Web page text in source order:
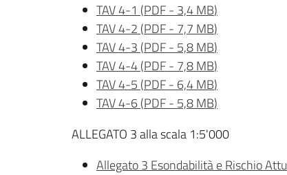
TAV 4-1 (PDF- 3,4 MB)
TAV 4-2 (PDF- 7,7 MB)
TAV 4-3 (PDF- 5,8 MB)
TAV 4-4(PDF- 7,8 MB)
TAV 4-5 (PDF- 6,4 MB)
TAV 4-6(PDF- 5,8 MB)
ALLEGATO 3 alla scala 1:5'000
Allegato 3 Esondabilità e Rischio